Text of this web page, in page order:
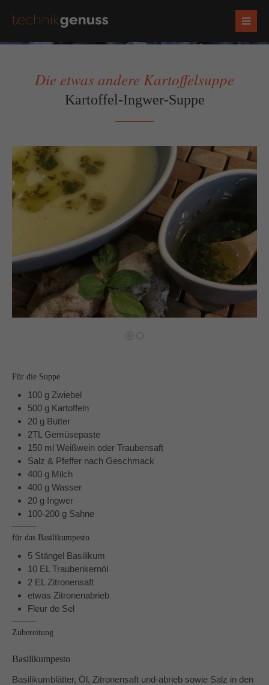
Socials
Auf meinen Social Media Kanälen gibt es regelmäßig
Udpates und Bilder!
Schreibt mir!
technikgenuss
Maren Kuçi
Keplerstr. 65
41236 Mönchengladbach
0151 42130988
maren@technikgenuss.de
Über mich
Ich koche und backe mit Leidenschaft.
Dabei unterstützen mich vor allem die Produkte von
Pampered Chef® und der Thermomix® TM6.
In und um Mönchengladbach berate ich Dich gerne zu
den Produkten von Pampered Chef.
Die etwas andere Kartoffelsuppe
Kartoffel-Ingwer-Suppe
Vorwärts
Für die Suppe
100 g Zwiebel
500 g Kartoffeln
20 g Butter
2TL Gemüsepaste
150 ml Weißwein oder Traubensaft
Salz & Pfeffer nach Geschmack
400 g Milch
400 g Wasser
20 g Ingwer
100-200 g Sahne
für das Basilikumpesto
5 Stängel Basilikum
10 EL Traubenkernöl
2 EL Zitronensaft
etwas Zitronenabrieb
Fleur de Sel
Zubereitung
Basilikumpesto
Basilikumblätter, Öl, Zitronensaft und-abrieb sowie Salz in den